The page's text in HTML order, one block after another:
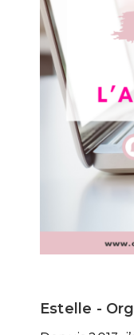
Estelle -